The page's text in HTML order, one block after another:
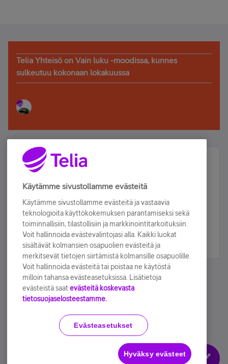
Telia Yhteisö on Vain luku -moodissa, kunnes
sulkeutuu kokonaan lokakuussa
Älä jää paitsi – osallistu ja voita!
Tilaa Telian uutiskirje ja olet mukana arvonnassa.
sähköpostiisi.
Tilaa nyt
Käyttöehdot Accessibility statement
Evästeasetukset
Käytämme sivustollamme evästeitä
Käytämme sivustollamme evästeitä ja vastaavia
teknologioita käyttökokemuksen parantamiseksi sekä
toiminnallisiin, tilastollisiin ja markkinointitarkoituksiin.
Voit hallinnoida evästevalintojasi alla. Kaikki luokat
sisältävät kolmansien osapuolien evästeitä ja
merkitsevät tietojen siirtämistä kolmansille osapuolille.
Voit hallinnoida evästeitä tai poistaa ne käytöstä
milloin tahansa evästeasetuksissa. Lisätietoja
evästeistä saat evästeitä koskevasta
tietosuojaselosteestamme.
Evästeasetukset
Hyväksy evästeet